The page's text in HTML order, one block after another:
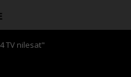
TV nilesat"